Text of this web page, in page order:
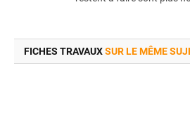
FICHES TRAVAUXSUR LE MÊME